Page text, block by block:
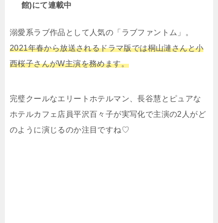
館)にて連載中
溺愛系ラブ作品として人気の「ラブファントム」。
2021年春から放送されるドラマ版では桐山漣さんと小
西桜子さんがW主演を務めます。
完璧クールなエリートホテルマン、長谷慧とピュアな
ホテルカフェ店員平沢百々子が実写化で主演の2人がど
のように演じるのか注目ですね♡